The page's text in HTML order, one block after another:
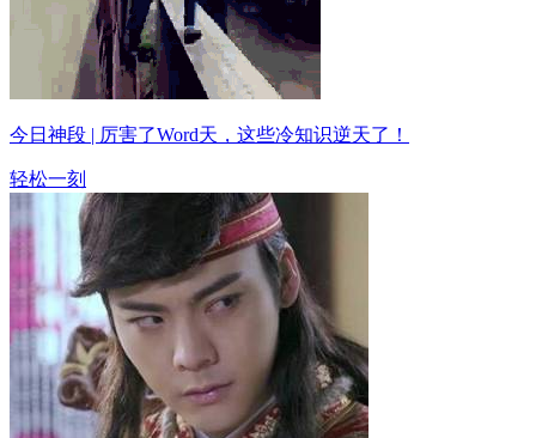
今日神段 | 厉害了Word天，这些冷知识逆天了！
轻松一刻